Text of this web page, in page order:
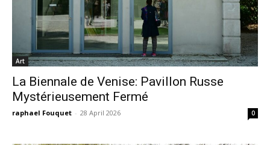
Art
La Biennale de Venise: Pavillon Russe
Mystérieusement Fermé
raphael Fouquet - 28 April 2026 0